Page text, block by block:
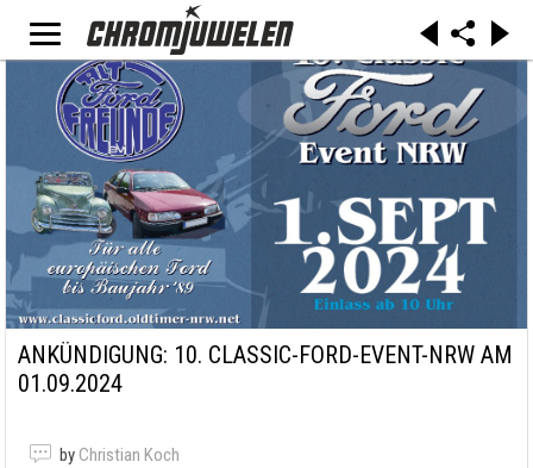
ANKÜNDIGUNG: 10. CLASSIC-FORD-EVENT-NRW AM
01.09.2024
by Christian Koch